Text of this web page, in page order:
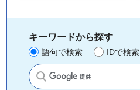
キーワードから探す
語句で検索 IDで検索
サイト内検索